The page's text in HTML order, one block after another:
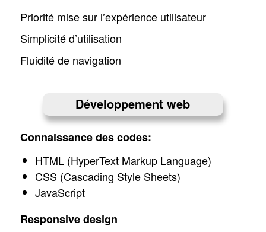
Priorité mise sur l’expérience utilisateur
Simplicité d’utilisation
Fluidité de navigation
Développement web
Connaissance des codes:
HTML (HyperText Markup Language)
CSS (Cascading Style Sheets)
JavaScript
Responsive design